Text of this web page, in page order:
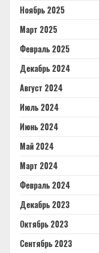
Ноябрь 2025
Март 2025
Февраль 2025
Декабрь 2024
Август 2024
Июль 2024
Июнь 2024
Май 2024
Март 2024
Февраль 2024
Декабрь 2023
Октябрь 2023
Сентябрь 2023